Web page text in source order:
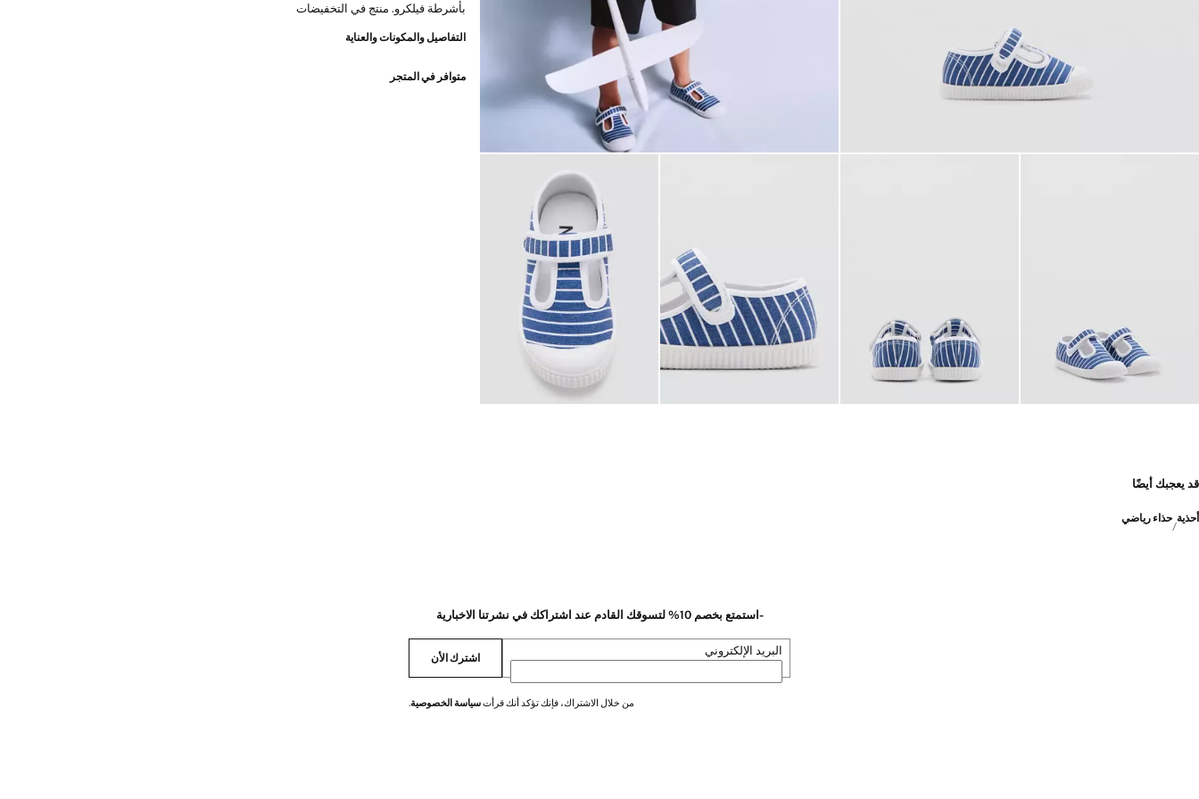
بأشرطة فيلكرو. منتج في التخفيضات
التفاصيل والمكونات والعناية
متوافر في المتجر
قد يعجبك أيضًا
أحذية حذاء رياضي
-استمتع بخصم 10% لتسوقك القادم عند اشتراكك في نشرتنا الاخبارية
البريد الإلكتروني اشترك الأن
من خلال الاشتراك، فإنك تؤكد أنك قرأتسياسة الخصوصية.